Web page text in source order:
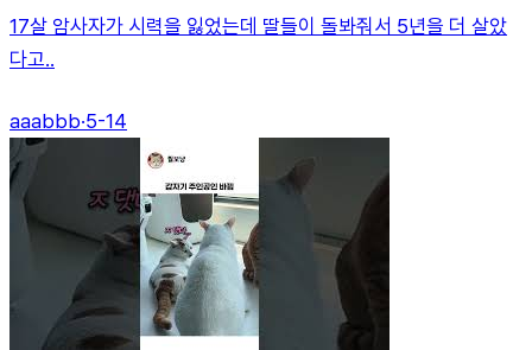
17살 암사자가 시력을 잃었는데 딸들이 돌봐줘서 5년을 더 살았
다고..
aaabbb·5-14